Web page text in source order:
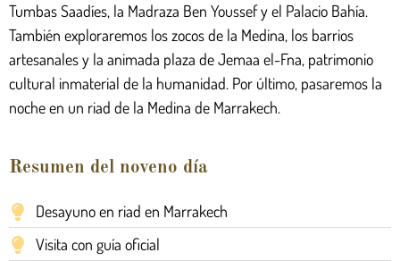
Tumbas Saadíes, la Madraza Ben Youssef y el Palacio Bahía.
También exploraremos los zocos de la Medina, los barrios
artesanales y la animada plaza de Jemaa el-Fna, patrimonio
cultural inmaterial de la humanidad. Por último, pasaremos la
noche en un riad de la Medina de Marrakech.
Resumen del noveno día
Desayuno en riad en Marrakech
Visita con guía oficial